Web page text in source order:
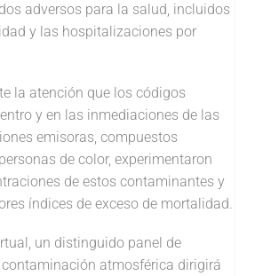
adversos para la salud, incluidos
y las hospitalizaciones por
la atención que los códigos
y en las inmediaciones de las
emisoras, compuestos
de color, experimentaron
de estos contaminantes y
índices de exceso de mortalidad.
un distinguido panel de
atmosférica dirigirá